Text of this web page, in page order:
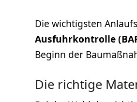
Die wichtigsten
Ausfuhrkontrolle
Beginn der
Die richtige